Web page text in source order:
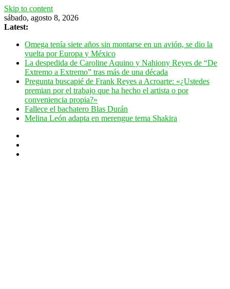
Skip to content
sábado, agosto 8, 2026
Latest:
Omega tenía siete años sin montarse en un avión, se dio la
vuelta por Europa y México
La despedida de Caroline Aquino y Nahiony Reyes de “De
Extremo a Extremo” tras más de una década
Pregunta buscapié de Frank Reyes a Acroarte: «¿Ustedes
premian por el trabajo que ha hecho el artista o por
conveniencia propia?»
Fallece el bachatero Blas Durán
Melina León adapta en merengue tema Shakira